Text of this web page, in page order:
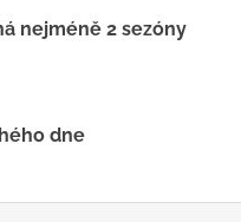
nejméně 2 sezóny
dne